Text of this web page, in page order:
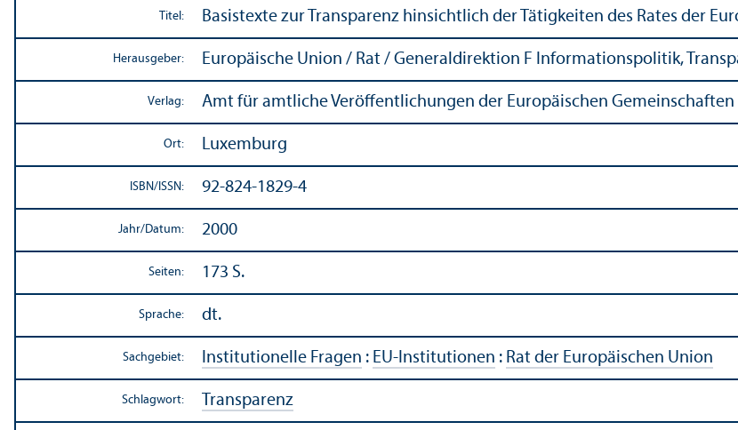
Titel: Basistexte zur Trans­parenz hinsichtlich der Tätigkeiten des Rates der
Herausgeber: Europäische Union / Rat / Generaldirektion F Informations­politik,
Verlag: Amt für amtliche Veröffentlichungen der Europäischen Gemeinschaften
Ort: Luxemburg
ISBN/ ISSN: 92-824-1829-4
Jahr/Datum: 2000
Seiten: 173 S.
Sprache: dt.
Sachgebiet: Institutionelle Fragen : EU-Institutionen : Rat der Europäischen Union
Schlagwort: Trans­parenz